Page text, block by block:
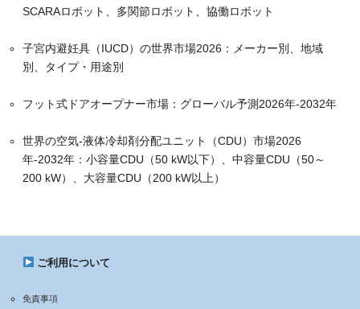
SCARAロボット、多関節ロボット、協働ロボット
子宮内避妊具（IUCD）の世界市場2026：メーカー別、地域
別、タイプ・用途別
フット式ドアオープナー市場：グローバル予測2026年-2032年
世界の空気-液体冷却剤分配ユニット（CDU）市場2026
年-2032年：小容量CDU（50 kW以下）、中容量CDU（50～
200 kW）、大容量CDU（200 kW以上）
ご利用について
免責事項